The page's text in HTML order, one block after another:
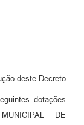
deste Decreto
dotações
DE